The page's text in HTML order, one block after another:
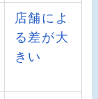
店舗によ
る差が大
きい